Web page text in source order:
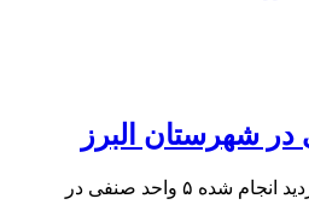
محمد نصیری گفت: در ۴۵ بازدید انجام شده ۵ واحد صنفی در